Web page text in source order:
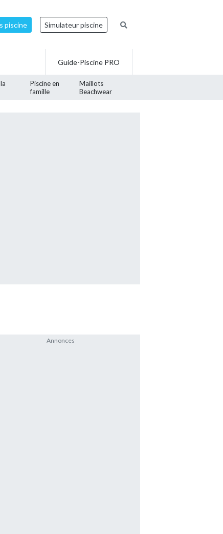
piscine Simulateur piscine
Piscine en
famille
Maillots
Beachwear
Guide-Piscine PRO